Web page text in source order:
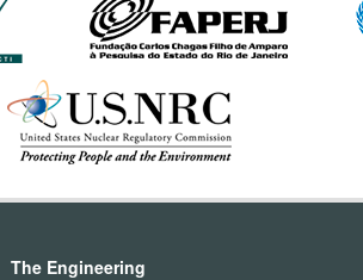
The Engineering